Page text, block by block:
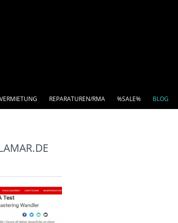
VERMIETUNG REPARATUREN/RMA %SALE% BLOG